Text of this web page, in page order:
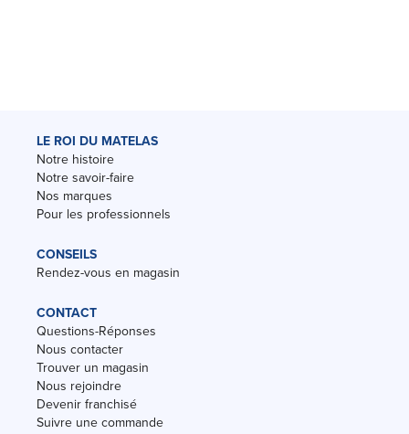
LE ROI DU MATELAS
Notre histoire
Notre savoir-faire
Nos marques
Pour les professionnels
CONSEILS
Rendez-vous en magasin
CONTACT
Questions-Réponses
Nous contacter
Trouver un magasin
Nous rejoindre
Devenir franchisé
Suivre une commande